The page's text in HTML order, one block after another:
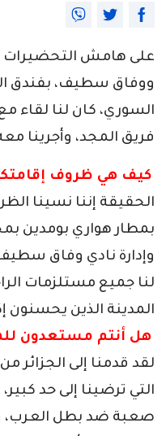
على هامش التحضيرات
ووفاق سطيف، بفندق
السوري، كان لنا لقاء
فريق المجد، وأجرينا
كيف هي ظروف
الحقيقة إننا نسينا
بمطار هواري بومدين
وإدارة نادي وفاق
لنا جميع مستلزمات
المدينة الذين يحسنون
هل أنتم مستعدون
لقد قدمنا إلى الجزائر
التي ترضينا إلى حد
صعبة ضد بطل العرب،